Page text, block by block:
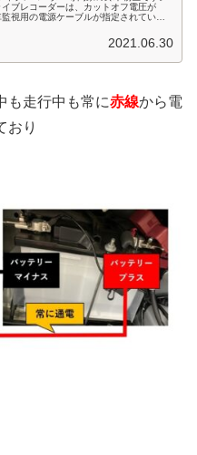
ブレコーダーは、カットオフ電圧が
視用の電源ケーブルが指定されていた
2021.06.30
も走行中も常に赤線から電
おり